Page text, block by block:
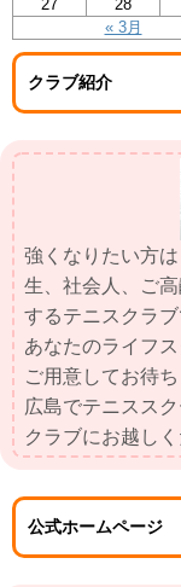
« 3月
27
28
クラブ紹介
強くなりたい方
生、社会人、ご
するテニスクラブ
あなたのライフ
ご用意してお待ち
広島でテニスス
クラブにお越しく
公式ホームページ